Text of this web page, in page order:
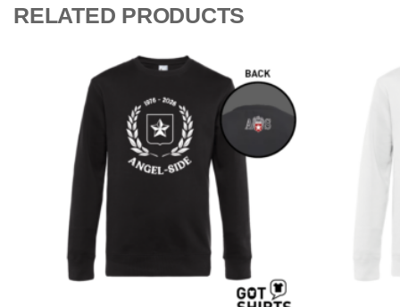
RELATED PRODUCTS